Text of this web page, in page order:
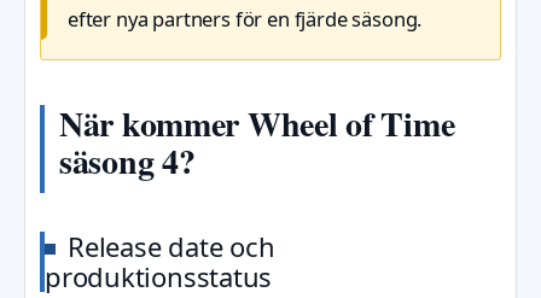
efter nya partners för en fjärde säsong.
När kommer Wheel of Time
säsong 4?
Release date och
produktionsstatus